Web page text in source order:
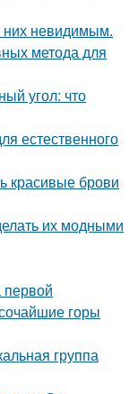
них невидимым.
метода для
угол: что
естественного
красивые брови
их модными
первой
горы
группа